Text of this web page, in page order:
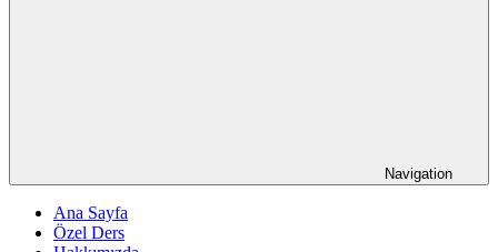
Navigation
Ana Sayfa
Özel Ders